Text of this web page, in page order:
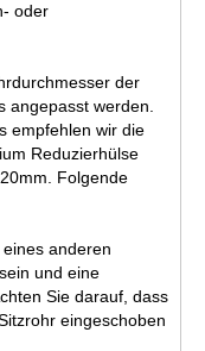
oder
der
angepasst werden.
empfehlen wir die
Reduzierhülse
Folgende
anderen
und eine
Sie darauf, dass
eingeschoben